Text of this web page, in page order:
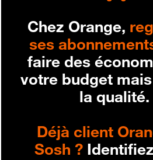
Chez Orange,
ses
faire des
votre budget
la qualité.
Déjà client
Sosh ?